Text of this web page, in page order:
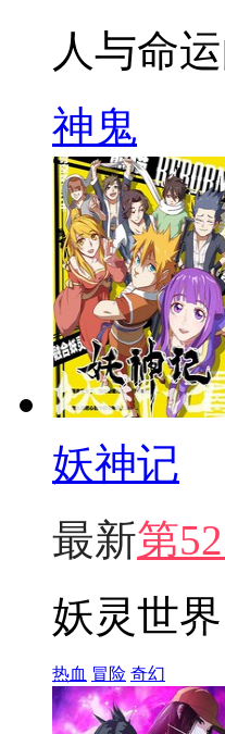
人与命
神鬼
妖神记
最新第
妖灵世
热血 冒险 奇幻